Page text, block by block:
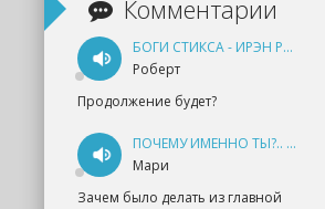
Комментарии
БОГИ СТИКСА - ИРЭН РУДКЕВИЧ
Роберт
Продолжение будет?
ПОЧЕМУ ИМЕННО ТЫ?.. КНИГА 1 - ЕКАТЕРИНА ЮДИНА
Мари
Зачем было делать из главной